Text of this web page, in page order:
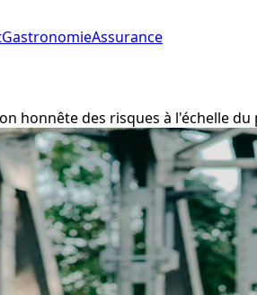
GastronomieAssurance
honnête des risques à l'échelle du